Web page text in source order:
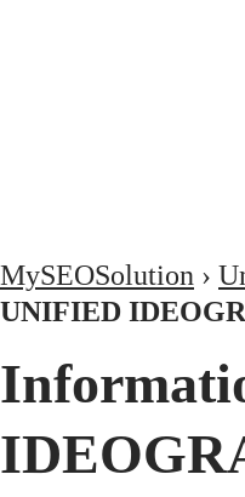
MySEOSolution ›
UNIFIED